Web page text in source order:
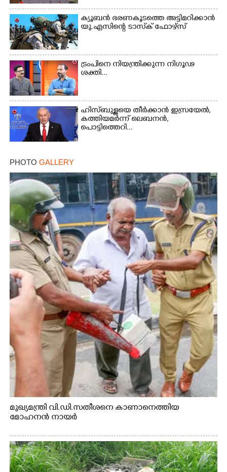
ക്യൂബൻ ഭരണകൂടത്തെ അട്ടിമറിക്കാൻ
യു.എസിന്റെ ടാസ്‌ക് ഫോഴ്സ്
ട്രംപിനെ നിയന്ത്രിക്കുന്ന നിഗൂഢ
ശക്തി...
ഹിസ്ബുള്ളയെ തീർക്കാൻ ഇസ്രയേൽ,
കത്തിയമർന്ന് ലെബനൻ,
പൊട്ടിത്തെറി...
PHOTO GALLERY
മുഖ്യമന്ത്രി വി.ഡി.സതീശനെ കാണാനെത്തിയ
മോഹനൻ നായർ